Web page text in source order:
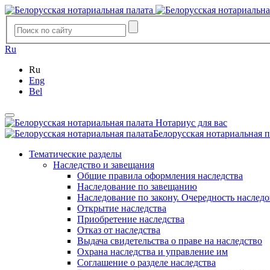
Ru
Ru
Eng
Bel
Нотариус для вас
Белорусская нотариальная
Тематические разделы
Наследство и завещания
Общие правила оформления наследства
Наследование по завещанию
Наследование по закону. Очередность
Открытие наследства
Приобретение наследства
Отказ от наследства
Выдача свидетельства о праве на наследство
Охрана наследства и управление им
Соглашение о разделе наследства